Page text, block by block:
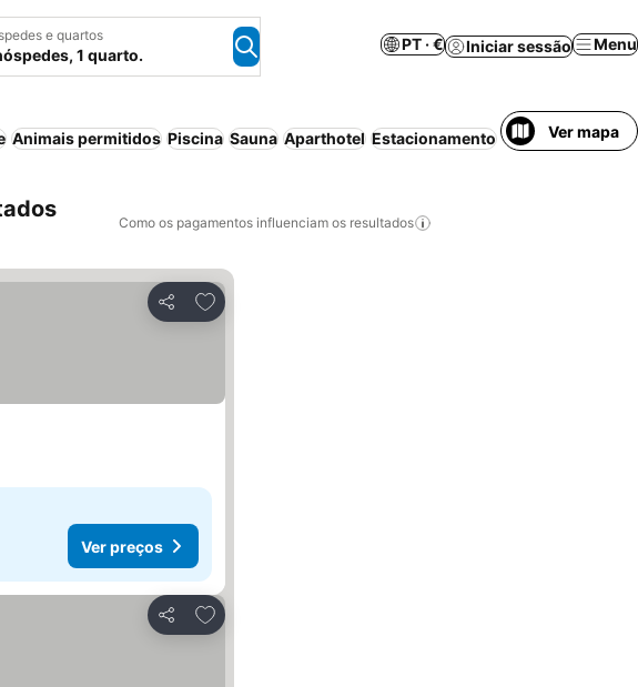
e quartos
1 quarto.
PT · € Iniciar sessão Menu
Animais permitidos Piscina Sauna Aparthotel Estacionamento Banheira de
Ver mapa
Como os pagamentos influenciam os resultados
Partilhar
Adicionar aos favoritos
Ver preços
Partilhar
Adicionar aos favoritos